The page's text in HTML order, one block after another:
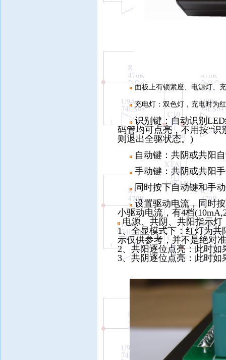
面板上有锁紧座、电源灯、
充电灯：双色灯，充电时为
识别键：自动识别
码管均可点亮，不用按“识
则退出全驱状态。)
自动键：共阴或共阳
手动键：共阴或共阳
同时按下自动键和手
设置驱动电流，同时
小驱动电流，有4档
电源、共阴、共阳指示灯
1、全显模式下：红灯为
示仅供参考，并不是绝对
2、共阳逐位点亮：此时如
3、共阴逐位点亮：此时如